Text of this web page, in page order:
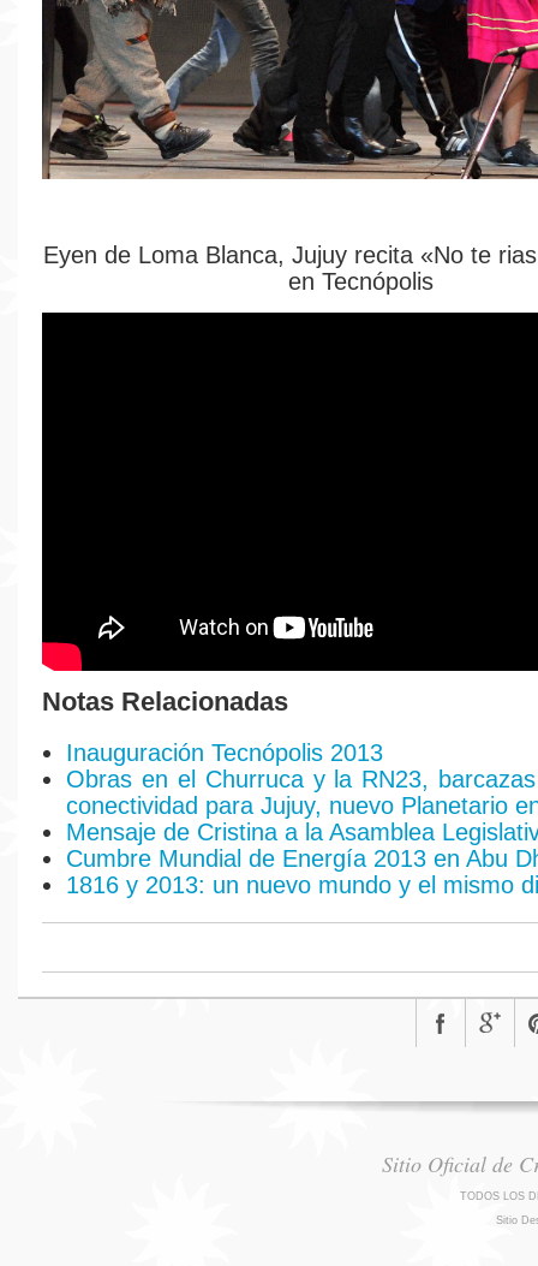
Eyen de Loma Blanca, Jujuy recita «No te
en Tecnópolis
Notas Relacionadas
Inauguración Tecnópolis 2013
Obras en el Churruca y la RN23,
conectividad para Jujuy, nuevo Planetario
Mensaje de Cristina a la Asamblea
Cumbre Mundial de Energía 2013 en Abu
1816 y 2013: un nuevo mundo y el mismo
Sitio Oficial de
TODOS LOS
Sitio